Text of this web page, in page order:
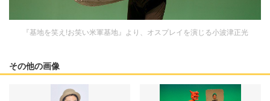
『基地を笑え!お笑い米軍基地』より、オスプレイを演じる小波津正光
その他の画像